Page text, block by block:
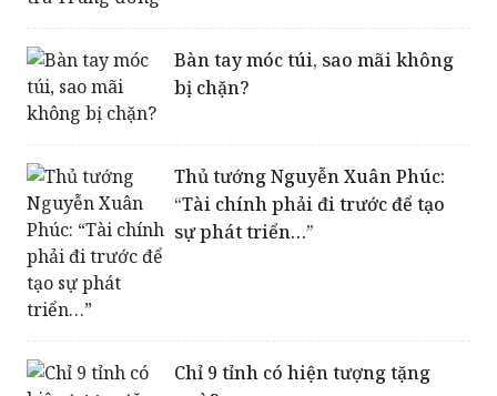
Bàn tay móc túi, sao mãi không
bị chặn?
Thủ tướng Nguyễn Xuân Phúc:
“Tài chính phải đi trước để tạo
sự phát triển…”
Chỉ 9 tỉnh có hiện tượng tặng